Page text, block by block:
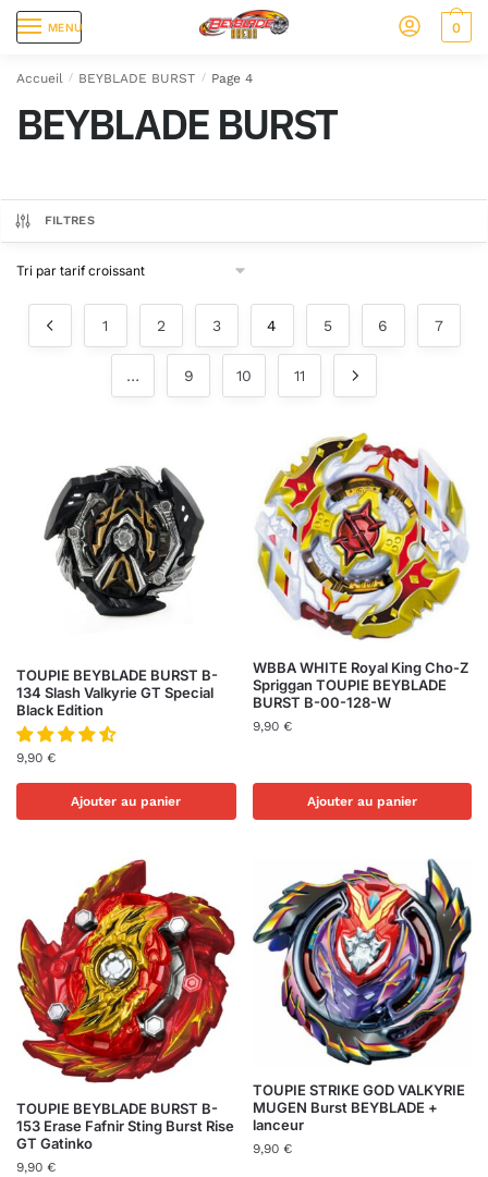
MENU 0
Accueil / BEYBLADE BURST / Page 4
BEYBLADE BURST
FILTRES
1 2 3 4 5 6 7
… 9 10 11
TOUPIE BEYBLADE BURST B-
134 Slash Valkyrie GT Special
Black Edition
9,90 €
Ajouter au panier
WBBA WHITE Royal King Cho-Z
Spriggan TOUPIE BEYBLADE
BURST B-00-128-W
9,90 €
Ajouter au panier
TOUPIE BEYBLADE BURST B-
153 Erase Fafnir Sting Burst Rise
GT Gatinko
9,90 €
TOUPIE STRIKE GOD VALKYRIE
MUGEN Burst BEYBLADE +
lanceur
9,90 €